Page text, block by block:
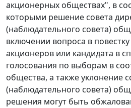
акционерных обществах", в
которыми решение совета
(наблюдательного совета)
включении вопроса в
акционеров или кандидата в
голосования по выборам в
общества, а также уклонение
(наблюдательного совета)
решения могут быть